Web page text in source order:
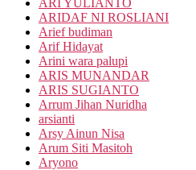
ARI YULIANTO
ARIDAF NI ROSLIANI
Arief budiman
Arif Hidayat
Arini wara palupi
ARIS MUNANDAR
ARIS SUGIANTO
Arrum Jihan Nuridha
arsianti
Arsy Ainun Nisa
Arum Siti Masitoh
Aryono